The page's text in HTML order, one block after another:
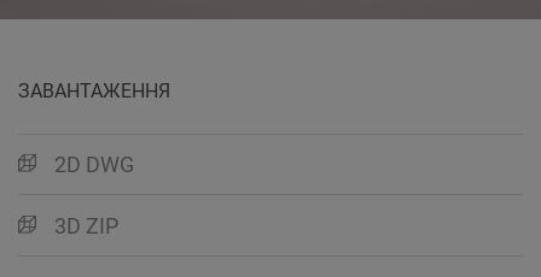
ЗАВАНТАЖЕННЯ
2D DWG
3D ZIP